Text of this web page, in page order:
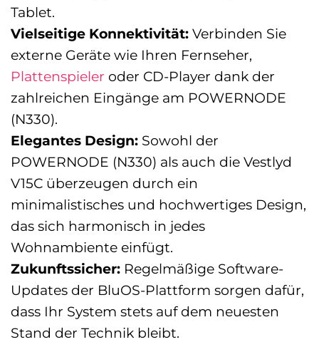
Tablet.
Vielseitige Konnektivität: Verbinden Sie
externe Geräte wie Ihren Fernseher,
Plattenspieler oder CD-Player dank der
zahlreichen Eingänge am POWERNODE
(N330).
Elegantes Design: Sowohl der
POWERNODE (N330) als auch die Vestlyd
V15C überzeugen durch ein
minimalistisches und hochwertiges Design,
das sich harmonisch in jedes
Wohnambiente einfügt.
Zukunftssicher: Regelmäßige Software-
Updates der BluOS-Plattform sorgen dafür,
dass Ihr System stets auf dem neuesten
Stand der Technik bleibt.